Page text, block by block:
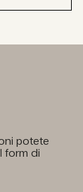
potete
form di